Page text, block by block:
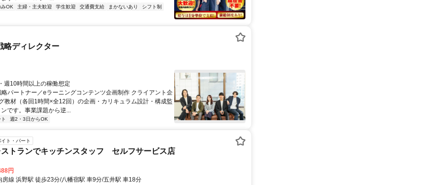
みOK 主婦・主夫歓迎 学生歓迎 交通費支給 まかないあり
シフト制
略ディレクター
週10時間以上の稼働想定
パートナー／eラーニングコンテンツ企画制作 クライアント企
教材（各回1時間×全12回）の企画・カリキュラム設計・構成監
です。事業課題から逆...
週2・3日からOK
イト・パート
トランでキッチンスタッフ セルフサービス店
円
房線 浜野駅 徒歩23分/八幡宿駅 車9分/五井駅 車18分